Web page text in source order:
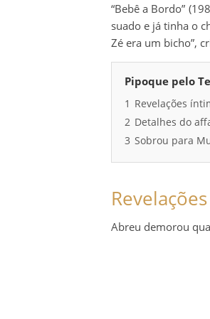
“Bebê a Bordo”
suado e já tinha o
Zé era um bicho”,
Pipoque pelo
1 Revelações
2 Detalhes do
3 Sobrou para
Abreu demorou